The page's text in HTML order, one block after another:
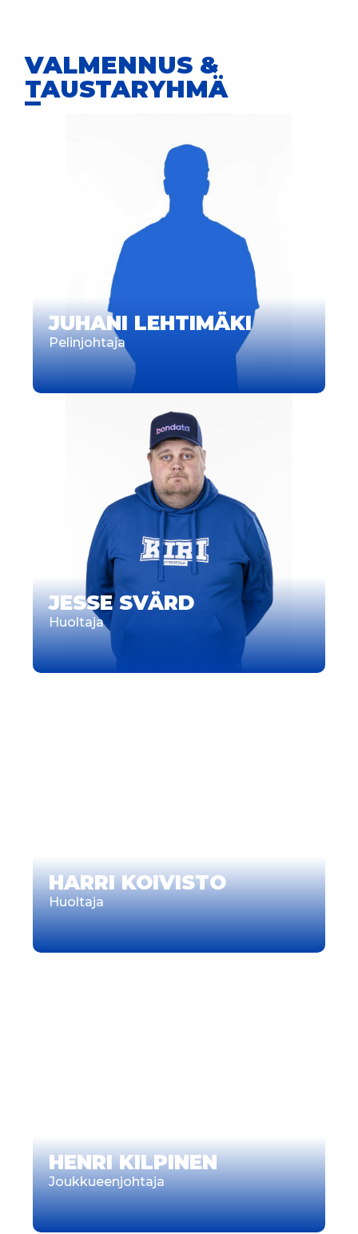
VALMENNUS &
TAUSTARYHMÄ
JUHANI LEHTIMÄKI
Pelinjohtaja
JESSE SVÄRD
Huoltaja
HARRI KOIVISTO
Huoltaja
HENRI KILPINEN
Joukkueenjohtaja